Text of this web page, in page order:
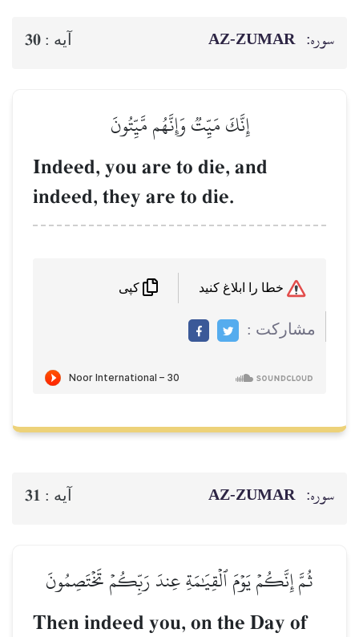
سوره: AZ-ZUMAR آيه : 30
إِنَّكَ مَيِّتٞ وَإِنَّهُم مَّيِّتُونَ
Indeed, you are to die, and
indeed, they are to die.
مشاركت :
سوره: AZ-ZUMAR آيه : 31
ثُمَّ إِنَّكُمۡ يَوۡمَ ٱلۡقِيَٰمَةِ عِندَ رَبِّكُمۡ تَخۡتَصِمُونَ
Then indeed you, on the Day of